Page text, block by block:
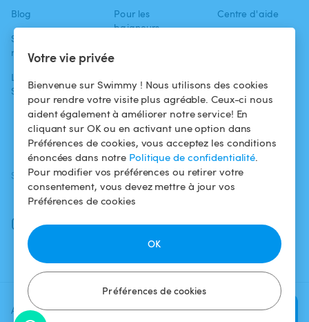
Votre vie privée
Bienvenue sur Swimmy ! Nous utilisons des cookies
pour rendre votre visite plus agréable. Ceux-ci nous
aident également à améliorer notre service! En
cliquant sur OK ou en activant une option dans
Préférences de cookies, vous acceptez les conditions
énoncées dans notre Politique de confidentialité.
Pour modifier vos préférences ou retirer votre
consentement, vous devez mettre à jour vos
Préférences de cookies
Préférences de cookies
OK
Ajoutez une date et un créneau
Vérifier la
Blog
Swimmy dans les
médias
L'aventure
Swimmy
Pour les
baigneurs
Louer ma piscine
Comment ça
marche ?
Centre d'aide
confidentialité
Mentions légales
SUIVEZ-NOUS
Facebook
Instagram
TÉLÉCHARGEZ L'APP